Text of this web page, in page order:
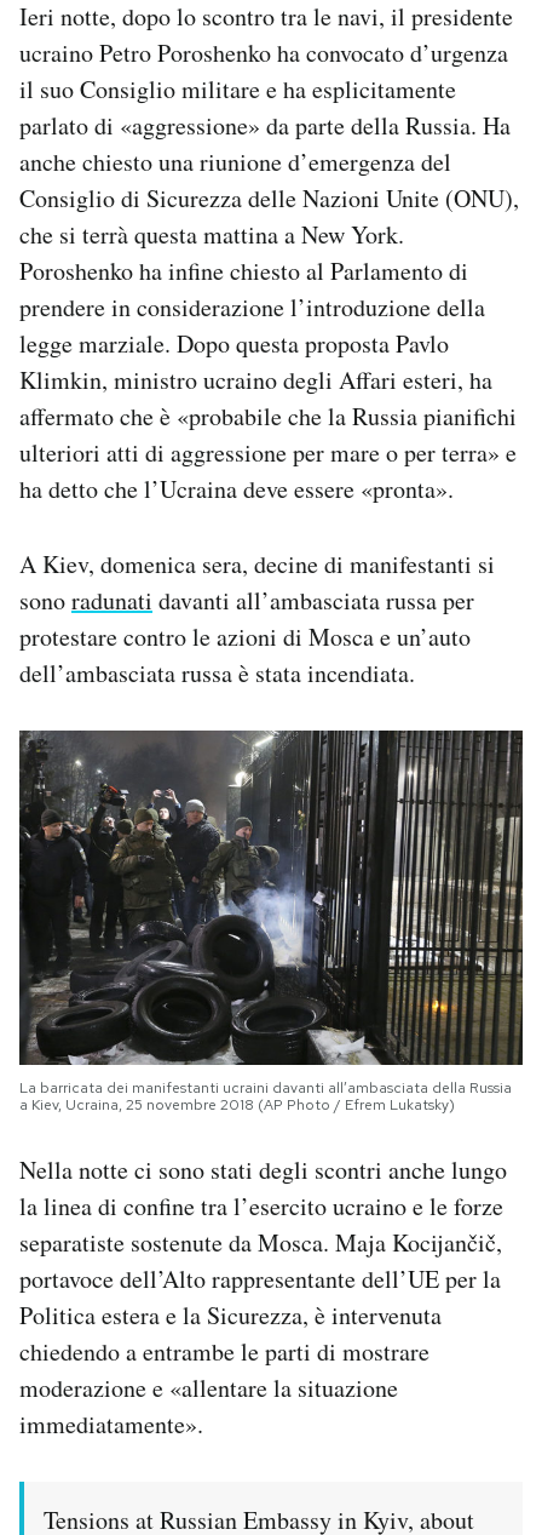
Ieri notte, dopo lo scontro tra le navi, il presidente
ucraino Petro Poroshenko ha convocato d’urgenza
il suo Consiglio militare e ha esplicitamente
parlato di «aggressione» da parte della Russia. Ha
anche chiesto una riunione d’emergenza del
Consiglio di Sicurezza delle Nazioni Unite (ONU),
che si terrà questa mattina a New York.
Poroshenko ha infine chiesto al Parlamento di
prendere in considerazione l’introduzione della
legge marziale. Dopo questa proposta Pavlo
Klimkin, ministro ucraino degli Affari esteri, ha
affermato che è «probabile che la Russia pianifichi
ulteriori atti di aggressione per mare o per terra» e
ha detto che l’Ucraina deve essere «pronta».
A Kiev, domenica sera, decine di manifestanti si
sonoradunati davanti all’ambasciata russa per
protestare contro le azioni di Mosca e un’auto
dell’ambasciata russa è stata incendiata.
La barricata dei manifestanti ucraini davanti all’ambasciata della Russia
a Kiev, Ucraina, 25 novembre 2018 (AP Photo / Efrem Lukatsky)
Nella notte ci sono stati degli scontri anche lungo
la linea di confine tra l’esercito ucraino e le forze
separatiste sostenute da Mosca. Maja Kocijančič,
portavoce dell’Alto rappresentante dell’UE per la
Politica estera e la Sicurezza, è intervenuta
chiedendo a entrambe le parti di mostrare
moderazione e «allentare la situazione
immediatamente».
Tensions at Russian Embassy in Kyiv, about